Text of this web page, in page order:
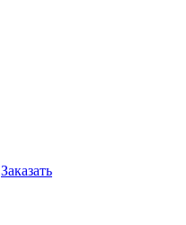
Заказать